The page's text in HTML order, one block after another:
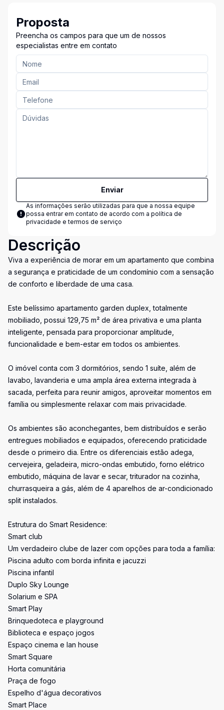
Proposta
Preencha os campos para que um de nossos
especialistas entre em contato
Enviar
As informações serão utilizadas para que a nossa equipe
possa entrar em contato de acordo com a política de
privacidade e termos de serviço
Descrição
Viva a experiência de morar em um apartamento que combina
a segurança e praticidade de um condomínio com a sensação
de conforto e liberdade de uma casa.
Este belíssimo apartamento garden duplex, totalmente
mobiliado, possui 129,75 m² de área privativa e uma planta
inteligente, pensada para proporcionar amplitude,
funcionalidade e bem-estar em todos os ambientes.
O imóvel conta com 3 dormitórios, sendo 1 suíte, além de
lavabo, lavanderia e uma ampla área externa integrada à
sacada, perfeita para reunir amigos, aproveitar momentos em
família ou simplesmente relaxar com mais privacidade.
Os ambientes são aconchegantes, bem distribuídos e serão
entregues mobiliados e equipados, oferecendo praticidade
desde o primeiro dia. Entre os diferenciais estão adega,
cervejeira, geladeira, micro-ondas embutido, forno elétrico
embutido, máquina de lavar e secar, triturador na cozinha,
churrasqueira a gás, além de 4 aparelhos de ar-condicionado
split instalados.
Estrutura do Smart Residence:
Smart club
Um verdadeiro clube de lazer com opções para toda a família:
Piscina adulto com borda infinita e jacuzzi
Piscina infantil
Duplo Sky Lounge
Solarium e SPA
Smart Play
Brinquedoteca e playground
Biblioteca e espaço jogos
Espaço cinema e lan house
Smart Square
Horta comunitária
Praça de fogo
Espelho d'água decorativos
Smart Place